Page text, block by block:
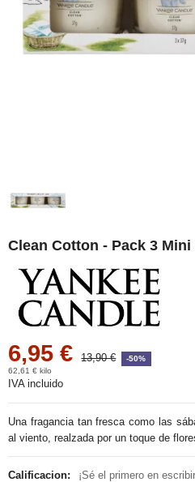
Clean Cotton - Pack 3 Mini
6,95 € 13,90 €
-50%
62,61 € kilo
IVA incluido
Una fragancia tan fresca como las
al viento, realzada por un toque de
Calificacion: ¡Sé el primero en